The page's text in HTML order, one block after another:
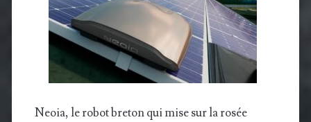
Neoia, le robot breton qui mise sur la rosée